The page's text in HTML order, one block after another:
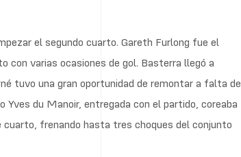
el segundo cuarto. Gareth Furlong fue el
con varias ocasiones de gol. Basterra llegó a
tuvo una gran oportunidad de remontar a falta de
Yves du Manoir, entregada con el partido, coreaba
frenando hasta tres choques del conjunto